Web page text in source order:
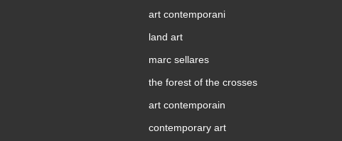
art contemporani
land art
marc sellares
the forest of the crosses
art contemporain
contemporary art